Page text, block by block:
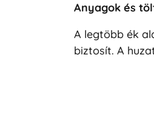
Anyagok és
A legtöbb ék
biztosít. A